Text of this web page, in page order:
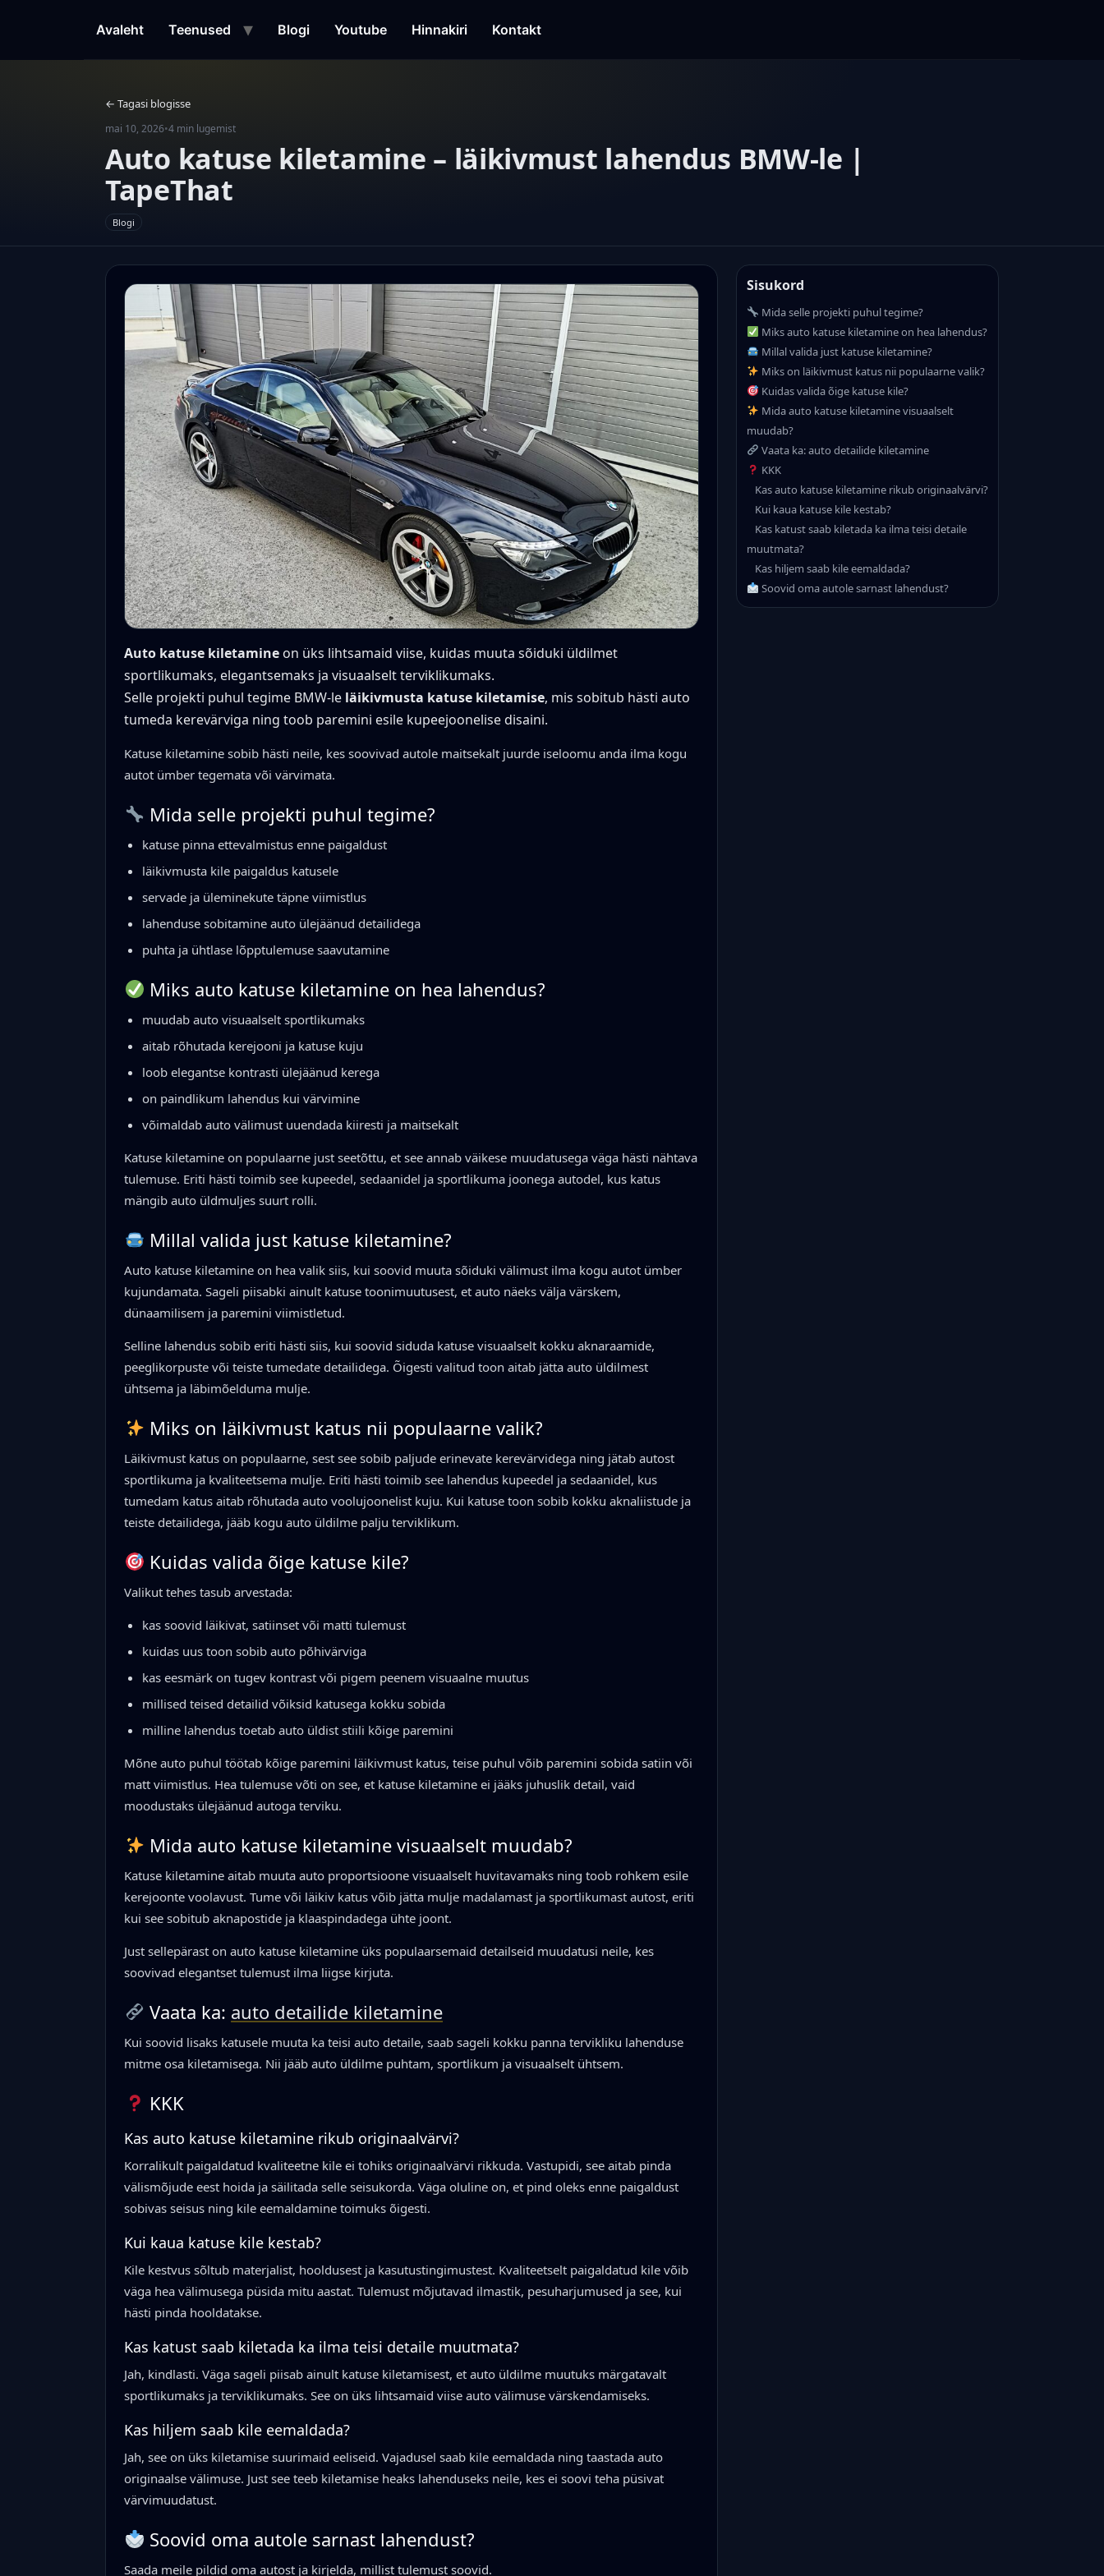
Avaleht Teenused Blogi Youtube Hinnakiri Kontakt
← Tagasi blogisse
mai 10, 2026•4 min lugemist
Auto katuse kiletamine – läikivmust lahendus BMW-le |
TapeThat
Blogi
Auto katuse kiletamine on üks lihtsamaid viise, kuidas muuta sõiduki üldilmet
sportlikumaks, elegantsemaks ja visuaalselt terviklikumaks.
Selle projekti puhul tegime BMW-le läikivmusta katuse kiletamise, mis sobitub hästi auto
tumeda kerevärviga ning toob paremini esile kupeejoonelise disaini.
Katuse kiletamine sobib hästi neile, kes soovivad autole maitsekalt juurde iseloomu anda ilma kogu
autot ümber tegemata või värvimata.
Mida selle projekti puhul tegime?
katuse pinna ettevalmistus enne paigaldust
läikivmusta kile paigaldus katusele
servade ja üleminekute täpne viimistlus
lahenduse sobitamine auto ülejäänud detailidega
puhta ja ühtlase lõpptulemuse saavutamine
Miks auto katuse kiletamine on hea lahendus?
muudab auto visuaalselt sportlikumaks
aitab rõhutada kerejooni ja katuse kuju
loob elegantse kontrasti ülejäänud kerega
on paindlikum lahendus kui värvimine
võimaldab auto välimust uuendada kiiresti ja maitsekalt
Katuse kiletamine on populaarne just seetõttu, et see annab väikese muudatusega väga hästi nähtava
tulemuse. Eriti hästi toimib see kupeedel, sedaanidel ja sportlikuma joonega autodel, kus katus
mängib auto üldmuljes suurt rolli.
Millal valida just katuse kiletamine?
Auto katuse kiletamine on hea valik siis, kui soovid muuta sõiduki välimust ilma kogu autot ümber
kujundamata. Sageli piisabki ainult katuse toonimuutusest, et auto näeks välja värskem,
dünaamilisem ja paremini viimistletud.
Selline lahendus sobib eriti hästi siis, kui soovid siduda katuse visuaalselt kokku aknaraamide,
peeglikorpuste või teiste tumedate detailidega. Õigesti valitud toon aitab jätta auto üldilmest
ühtsema ja läbimõelduma mulje.
Miks on läikivmust katus nii populaarne valik?
Läikivmust katus on populaarne, sest see sobib paljude erinevate kerevärvidega ning jätab autost
sportlikuma ja kvaliteetsema mulje. Eriti hästi toimib see lahendus kupeedel ja sedaanidel, kus
tumedam katus aitab rõhutada auto voolujoonelist kuju. Kui katuse toon sobib kokku aknaliistude ja
teiste detailidega, jääb kogu auto üldilme palju terviklikum.
Kuidas valida õige katuse kile?
Valikut tehes tasub arvestada:
kas soovid läikivat, satiinset või matti tulemust
kuidas uus toon sobib auto põhivärviga
kas eesmärk on tugev kontrast või pigem peenem visuaalne muutus
millised teised detailid võiksid katusega kokku sobida
milline lahendus toetab auto üldist stiili kõige paremini
Mõne auto puhul töötab kõige paremini läikivmust katus, teise puhul võib paremini sobida satiin või
matt viimistlus. Hea tulemuse võti on see, et katuse kiletamine ei jääks juhuslik detail, vaid
moodustaks ülejäänud autoga terviku.
Mida auto katuse kiletamine visuaalselt muudab?
Katuse kiletamine aitab muuta auto proportsioone visuaalselt huvitavamaks ning toob rohkem esile
kerejoonte voolavust. Tume või läikiv katus võib jätta mulje madalamast ja sportlikumast autost, eriti
kui see sobitub aknapostide ja klaaspindadega ühte joont.
Just sellepärast on auto katuse kiletamine üks populaarsemaid detailseid muudatusi neile, kes
soovivad elegantset tulemust ilma liigse kirjuta.
Vaata ka: auto detailide kiletamine
Kui soovid lisaks katusele muuta ka teisi auto detaile, saab sageli kokku panna tervikliku lahenduse
mitme osa kiletamisega. Nii jääb auto üldilme puhtam, sportlikum ja visuaalselt ühtsem.
KKK
Kas auto katuse kiletamine rikub originaalvärvi?
Korralikult paigaldatud kvaliteetne kile ei tohiks originaalvärvi rikkuda. Vastupidi, see aitab pinda
välismõjude eest hoida ja säilitada selle seisukorda. Väga oluline on, et pind oleks enne paigaldust
sobivas seisus ning kile eemaldamine toimuks õigesti.
Kui kaua katuse kile kestab?
Kile kestvus sõltub materjalist, hooldusest ja kasutustingimustest. Kvaliteetselt paigaldatud kile võib
väga hea välimusega püsida mitu aastat. Tulemust mõjutavad ilmastik, pesuharjumused ja see, kui
hästi pinda hooldatakse.
Kas katust saab kiletada ka ilma teisi detaile muutmata?
Jah, kindlasti. Väga sageli piisab ainult katuse kiletamisest, et auto üldilme muutuks märgatavalt
sportlikumaks ja terviklikumaks. See on üks lihtsamaid viise auto välimuse värskendamiseks.
Kas hiljem saab kile eemaldada?
Jah, see on üks kiletamise suurimaid eeliseid. Vajadusel saab kile eemaldada ning taastada auto
originaalse välimuse. Just see teeb kiletamise heaks lahenduseks neile, kes ei soovi teha püsivat
värvimuudatust.
Soovid oma autole sarnast lahendust?
Saada meile pildid oma autost ja kirjelda, millist tulemust soovid.
Sisukord
Mida selle projekti puhul tegime?
Miks auto katuse kiletamine on hea lahendus?
Millal valida just katuse kiletamine?
Miks on läikivmust katus nii populaarne valik?
Kuidas valida õige katuse kile?
Mida auto katuse kiletamine visuaalselt
muudab?
Vaata ka: auto detailide kiletamine
KKK
Kas auto katuse kiletamine rikub originaalvärvi?
Kui kaua katuse kile kestab?
Kas katust saab kiletada ka ilma teisi detaile
muutmata?
Kas hiljem saab kile eemaldada?
Soovid oma autole sarnast lahendust?